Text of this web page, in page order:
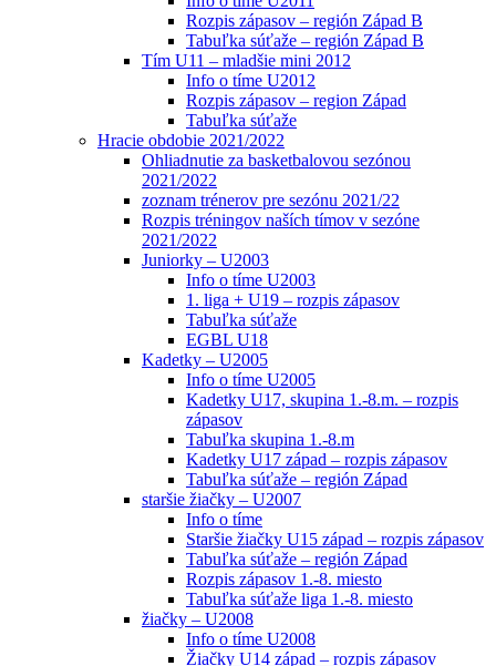
Rozpis zápasov – región Západ B
Tabuľka súťaže – región Západ B
Tím U11 – mladšie mini 2012
Info o tíme U2012
Rozpis zápasov – region Západ
Tabuľka súťaže
Hracie obdobie 2021/2022
Ohliadnutie za basketbalovou sezónou
2021/2022
zoznam trénerov pre sezónu 2021/22
Rozpis tréningov naších tímov v sezóne
2021/2022
Juniorky – U2003
Info o tíme U2003
1. liga + U19 – rozpis zápasov
Tabuľka súťaže
EGBL U18
Kadetky – U2005
Info o tíme U2005
Kadetky U17, skupina 1.-8.m. – rozpis
zápasov
Tabuľka skupina 1.-8.m
Kadetky U17 západ – rozpis zápasov
Tabuľka súťaže – región Západ
staršie žiačky – U2007
Info o tíme
Staršie žiačky U15 západ – rozpis zápasov
Tabuľka súťaže – región Západ
Rozpis zápasov 1.-8. miesto
Tabuľka súťaže liga 1.-8. miesto
žiačky – U2008
Info o tíme U2008
Žiačky U14 západ – rozpis zápasov